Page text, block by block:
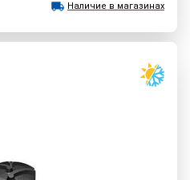
Наличие в магазинах